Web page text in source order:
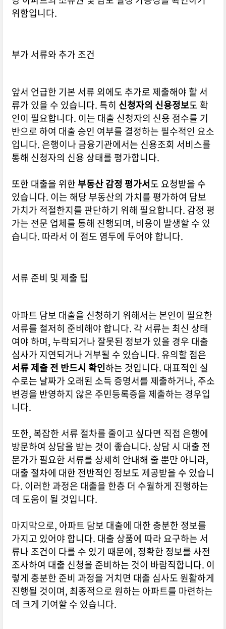
위함입니다.
부가 서류와 추가 조건
앞서 언급한 기본 서류 외에도 추가로 제출해야 할 서
류가 있을 수 있습니다. 특히 신청자의 신용정보도 확
인이 필요합니다. 이는 대출 신청자의 신용 점수를 기
반으로 하여 대출 승인 여부를 결정하는 필수적인 요소
입니다. 은행이나 금융기관에서는 신용조회 서비스를
통해 신청자의 신용 상태를 평가합니다.
또한 대출을 위한 부동산 감정 평가서도 요청받을 수
있습니다. 이는 해당 부동산의 가치를 평가하여 담보
가치가 적절한지를 판단하기 위해 필요합니다. 감정 평
가는 전문 업체를 통해 진행되며, 비용이 발생할 수 있
습니다. 따라서 이 점도 염두에 두어야 합니다.
서류 준비 및 제출 팁
아파트 담보 대출을 신청하기 위해서는 본인이 필요한
서류를 철저히 준비해야 합니다. 각 서류는 최신 상태
여야 하며, 누락되거나 잘못된 정보가 있을 경우 대출
심사가 지연되거나 거부될 수 있습니다. 유의할 점은
서류 제출 전 반드시 확인하는 것입니다. 대표적인 실
수로는 날짜가 오래된 소득 증명서를 제출하거나, 주소
변경을 반영하지 않은 주민등록증을 제출하는 경우입
니다.
또한, 복잡한 서류 절차를 줄이고 싶다면 직접 은행에
방문하여 상담을 받는 것이 좋습니다. 상담 시 대출 전
문가가 필요한 서류를 상세히 안내해 줄 뿐만 아니라,
대출 절차에 대한 전반적인 정보도 제공받을 수 있습니
다. 이러한 과정은 대출을 한층 더 수월하게 진행하는
데 도움이 될 것입니다.
마지막으로, 아파트 담보 대출에 대한 충분한 정보를
가지고 있어야 합니다. 대출 상품에 따라 요구하는 서
류나 조건이 다를 수 있기 때문에, 정확한 정보를 사전
조사하여 대출 신청을 준비하는 것이 바람직합니다. 이
렇게 충분한 준비 과정을 거치면 대출 심사도 원활하게
진행될 것이며, 최종적으로 원하는 아파트를 마련하는
데 크게 기여할 수 있습니다.